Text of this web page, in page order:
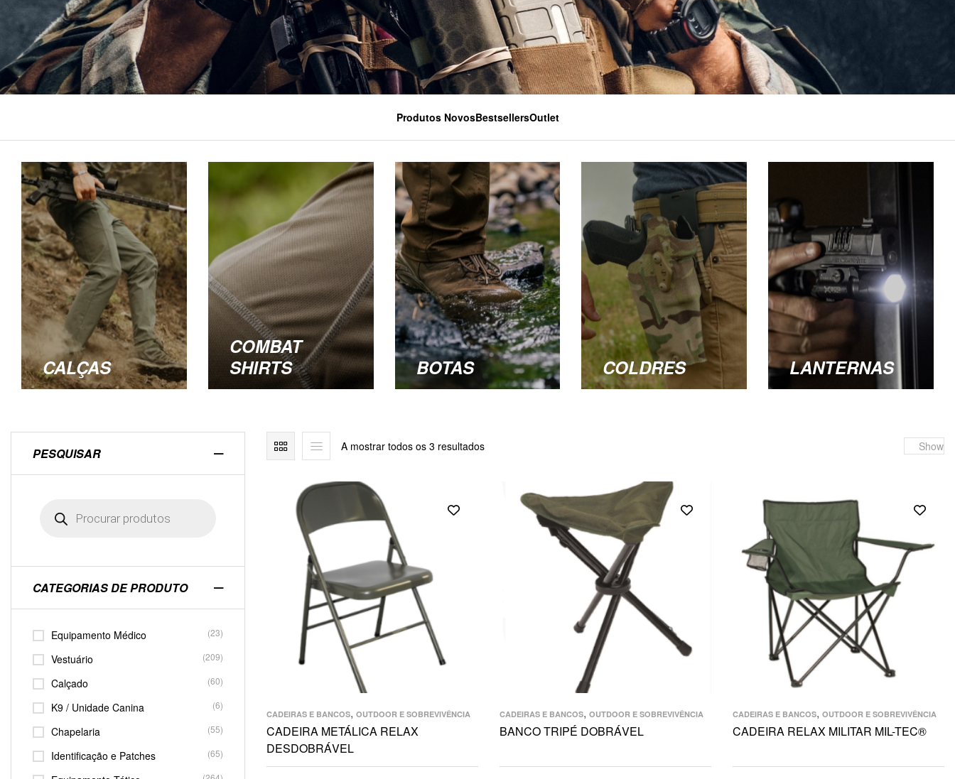
Produtos NovosBestsellersOutlet
CALÇAS
COMBAT
SHIRTS
BOTAS COLDRES LANTERNAS
A mostrar todos os 3 resultados Show
CADEIRAS E BANCOS, OUTDOOR E SOBREVIVÊNCIA
CADEIRA METÁLICA RELAX
DESDOBRÁVEL
CADEIRAS E BANCOS, OUTDOOR E SOBREVIVÊNCIA
BANCO TRIPÉ DOBRÁVEL
CADEIRAS E BANCOS, OUTDOOR E SOBREVIVÊNCIA
CADEIRA RELAX MILITAR MIL-TEC®
PESQUISAR
CATEGORIAS DE PRODUTO
Equipamento Médico (23)
Vestuário (209)
Calçado (60)
K9 / Unidade Canina (6)
Chapelaria (55)
Identificação e Patches (65)